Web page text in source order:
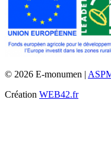
© 2026 E-monumen |
Création WEB42.fr